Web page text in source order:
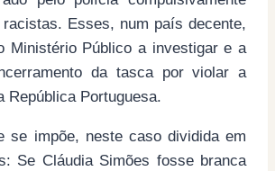
racistas. Esses, num país decente,
Ministério Público a investigar e a
da tasca por violar a
República Portuguesa.
se impõe, neste caso dividida em
Se Cláudia Simões fosse branca